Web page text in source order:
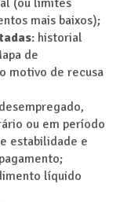
(ou limites
mais baixos);
: historial
de
motivo de recusa
ou em período
estabilidade e
líquido